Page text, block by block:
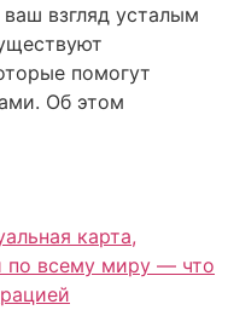
взгляд усталым
помогут
Об этом
карта,
по всему миру — что